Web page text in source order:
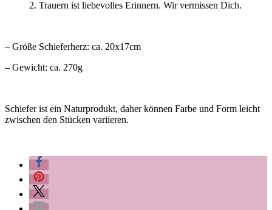
2. Trauern ist liebevolles Erinnern. Wir vermissen Dich.
– Größe Schieferherz: ca. 20x17cm
– Gewicht: ca. 270g
Schiefer ist ein Naturprodukt, daher können Farbe und Form leicht
zwischen den Stücken variieren.